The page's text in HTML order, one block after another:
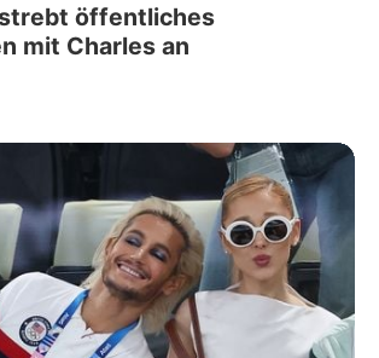
öffentliches
mit Charles an